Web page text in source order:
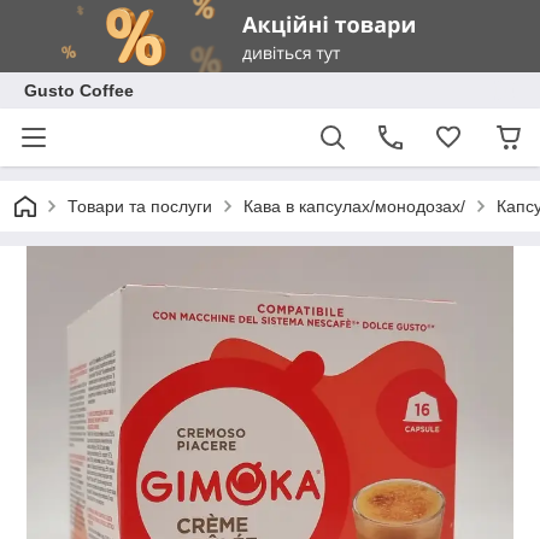
Gusto Coffee
Товари та послуги Кава в капсулах/монодозах/